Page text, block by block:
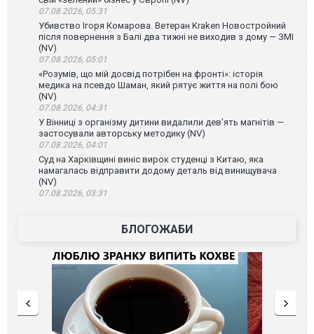
07.08.2026, 05:31
Убивство Ігоря Комарова. Ветеран Kraken Новостройний
після повернення з Балі два тижні не виходив з дому — ЗМІ
(NV)
07.08.2026, 05:01
«Розумів, що мій досвід потрібен на фронті»: історія
медика на псевдо Шаман, який рятує життя на полі бою
(NV)
07.08.2026, 04:31
У Вінниці з організму дитини видалили дев’ять магнітів —
застосували авторську методику (NV)
07.08.2026, 04:01
Суд на Харківщині виніс вирок студенці з Китаю, яка
намагалась відправити додому деталь від винищувача
(NV)
07.08.2026, 03:31
БЛОГОЖАБИ